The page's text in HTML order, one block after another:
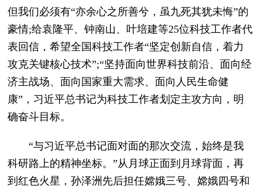
但我们必须有“亦余心之所善兮，虽九死其犹未悔”的
豪情;给袁隆平、钟南山、叶培建等25位科技工作者代
表回信，希望全国科技工作者“坚定创新自信，着力
攻克关键核心技术”;“坚持面向世界科技前沿、面向经
济主战场、面向国家重大需求、面向人民生命健
康”，习近平总书记为科技工作者划定主攻方向，明
确奋斗目标。
“与习近平总书记面对面的那次交流，始终是我
科研路上的精神坐标。”从月球正面到月球背面，再
到红色火星，孙泽洲先后担任嫦娥三号、嫦娥四号和